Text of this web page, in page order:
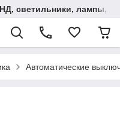
cветильники, лампы, и
Автоматические